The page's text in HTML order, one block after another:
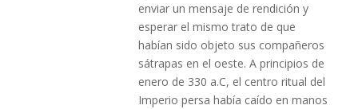
enviar un mensaje de rendición y
esperar el mismo trato de que
habían sido objeto sus compañeros
sátrapas en el oeste. A principios de
enero de 330 a.C, el centro ritual del
Imperio persa había caído en manos